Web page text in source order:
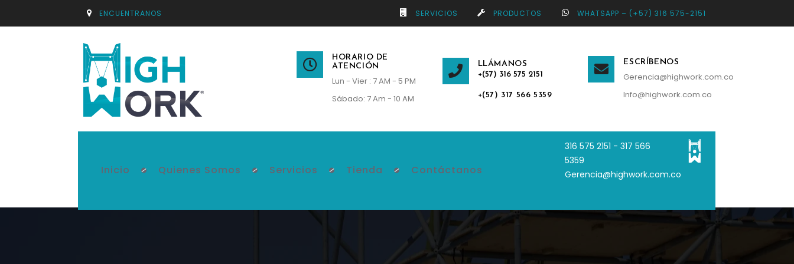
ENCUENTRANOS SERVICIOS PRODUCTOS WHATSAPP – (+57) 316 575-2151
HORARIO DE
ATENCIÓN
Lun - Vier : 7 AM - 5 PM
Sábado: 7 Am - 10 AM
LLÁMANOS
+(57) 316 575 2151
+(57) 317 566 5359
ESCRÍBENOS
Gerencia@highwork.com.co
Info@highwork.com.co
Inicio Quienes Somos Servicios Tienda Contáctanos
316 575 2151 - 317 566
5359
Gerencia@highwork.com.co